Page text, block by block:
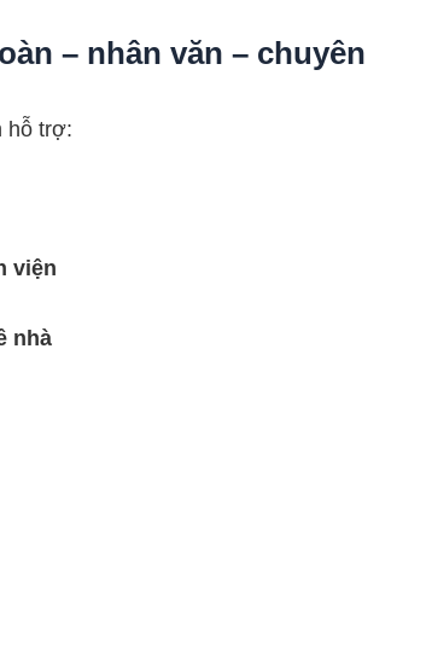
– nhân văn – chuyên
hỗ trợ:
viện
nhà